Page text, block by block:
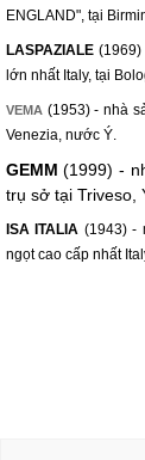
ENGLAND", tại
LASPAZIALE
lớn nhất Italy, tại
VEMA (1953) - nhà
Venezia, nước Ý.
GEMM (1999) -
trụ sở tại Triveso,
ISA ITALIA (1943) -
ngọt cao cấp nhất